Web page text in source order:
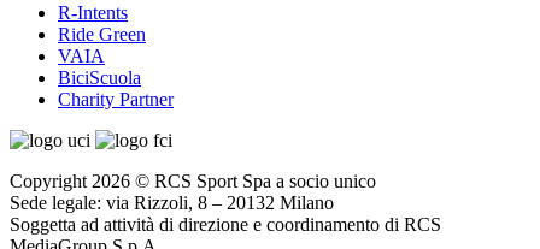
R-Intents
Ride Green
VAIA
BiciScuola
Charity Partner
Copyright 2026 © RCS Sport Spa a socio unico
Sede legale: via Rizzoli, 8 – 20132 Milano
Soggetta ad attività di direzione e coordinamento di RCS